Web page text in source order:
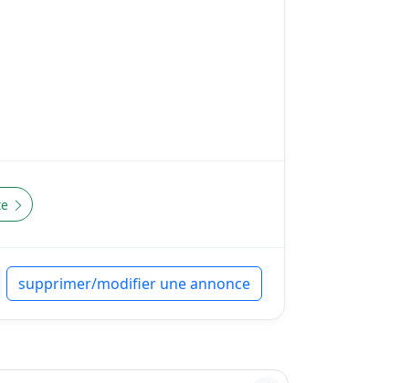
supprimer/modifier une annonce